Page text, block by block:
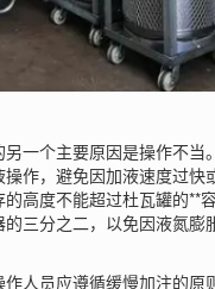
一个主要原因是操作不当
作，避免因加液速度过快
高度不能超过杜瓦罐的**
三分之二，以免因液氮膨
人员应遵循缓慢加注的原